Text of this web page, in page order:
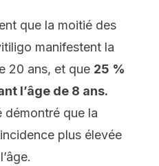
que la moitié des
manifestent la
20 ans, et que 25 %
l’âge de 8 ans.
démontré que la
plus élevée